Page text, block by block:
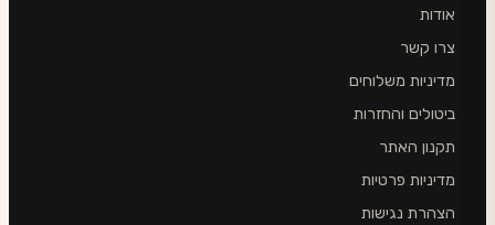
אודות
צרו קשר
מדיניות משלוחים
ביטולים והחזרות
תקנון האתר
מדיניות פרטיות
הצהרת נגישות